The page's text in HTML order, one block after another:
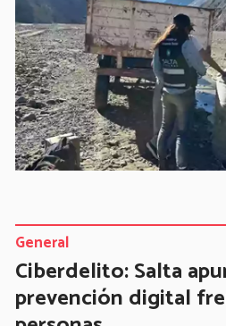
Ciberdelito: Salta
prevención digital
General